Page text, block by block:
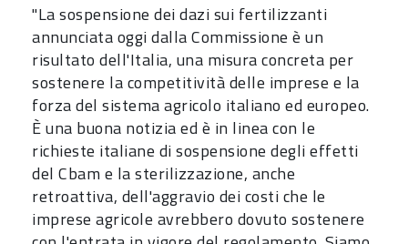
"La sospensione dei dazi sui fertilizzanti
annunciata oggi dalla Commissione è un
risultato dell'Italia, una misura concreta per
sostenere la competitività delle imprese e la
forza del sistema agricolo italiano ed europeo.
È una buona notizia ed è in linea con le
richieste italiane di sospensione degli effetti
del Cbam e la sterilizzazione, anche
retroattiva, dell'aggravio dei costi che le
imprese agricole avrebbero dovuto sostenere